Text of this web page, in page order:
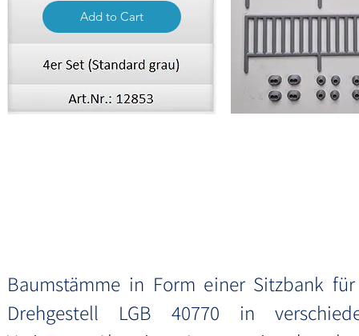
Add to Cart
Baumstämme in Form einer Sitzbank
Drehgestell LGB 40770 in